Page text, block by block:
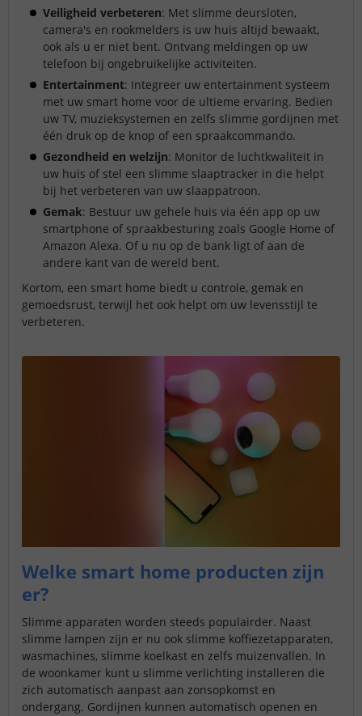
Veiligheid verbeteren: Met slimme deursloten,
camera's en rookmelders is uw huis altijd bewaakt,
ook als u er niet bent. Ontvang meldingen op uw
telefoon bij ongebruikelijke activiteiten.
Entertainment: Integreer uw entertainment systeem
met uw smart home voor de ultieme ervaring. Bedien
uw TV, muzieksystemen en zelfs slimme gordijnen met
één druk op de knop of een spraakcommando.
Gezondheid en welzijn: Monitor de luchtkwaliteit in
uw huis of stel een slimme slaaptracker in die helpt
bij het verbeteren van uw slaappatroon.
Gemak: Bestuur uw gehele huis via één app op uw
smartphone of spraakbesturing zoals Google Home of
Amazon Alexa. Of u nu op de bank ligt of aan de
andere kant van de wereld bent.
Kortom, een smart home biedt u controle, gemak en
gemoedsrust, terwijl het ook helpt om uw levensstijl te
verbeteren.
Welke smart home producten zijn
er?
Slimme apparaten worden steeds populairder. Naast
slimme lampen zijn er nu ook slimme koffiezetapparaten,
wasmachines, slimme koelkast en zelfs muizenvallen. In
de woonkamer kunt u slimme verlichting installeren die
zich automatisch aanpast aan zonsopkomst en
ondergang. Gordijnen kunnen automatisch openen en